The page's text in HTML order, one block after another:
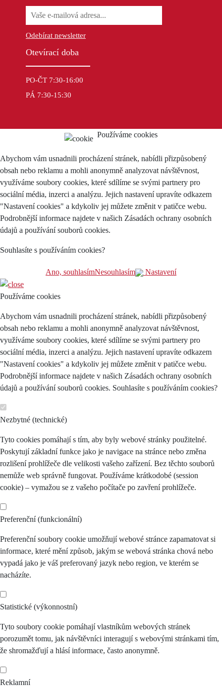
Odebírat newsletter
Otevírací doba
PO-ČT 7:30-16:00
PÁ 7:30-15:30
Používáme cookies
Abychom vám usnadnili procházení stránek, nabídli přizpůsobený
obsah nebo reklamu a mohli anonymně analyzovat návštěvnost,
využíváme soubory cookies, které sdílíme se svými partnery pro
sociální média, inzerci a analýzu. Jejich nastavení upravíte odkazem
"Nastavení cookies" a kdykoliv jej můžete změnit v patičce webu.
Podrobnější informace najdete v našich Zásadách ochrany osobních
údajů a používání souborů cookies.
Souhlasíte s používáním cookies?
Ano, souhlasímNesouhlasím Nastavení
Používáme cookies
Abychom vám usnadnili procházení stránek, nabídli přizpůsobený
obsah nebo reklamu a mohli anonymně analyzovat návštěvnost,
využíváme soubory cookies, které sdílíme se svými partnery pro
sociální média, inzerci a analýzu. Jejich nastavení upravíte odkazem
"Nastavení cookies" a kdykoliv jej můžete změnit v patičce webu.
Podrobnější informace najdete v našich Zásadách ochrany osobních
údajů a používání souborů cookies. Souhlasíte s používáním cookies?
Nezbytné (technické)
Tyto cookies pomáhají s tím, aby byly webové stránky použitelné.
Poskytují základní funkce jako je navigace na stránce nebo změna
rozlišení prohlížeče dle velikosti vašeho zařízení. Bez těchto souborů
nemůže web správně fungovat. Používáme krátkodobé (session
cookie) – vymažou se z vašeho počítače po zavření prohlížeče.
Preferenční (funkcionální)
Preferenční soubory cookie umožňují webové stránce zapamatovat si
informace, které mění způsob, jakým se webová stránka chová nebo
vypadá jako je váš preferovaný jazyk nebo region, ve kterém se
nacházíte.
Statistické (výkonnostní)
Tyto soubory cookie pomáhají vlastníkům webových stránek
porozumět tomu, jak návštěvníci interagují s webovými stránkami tím,
že shromažďují a hlásí informace, často anonymně.
Reklamní